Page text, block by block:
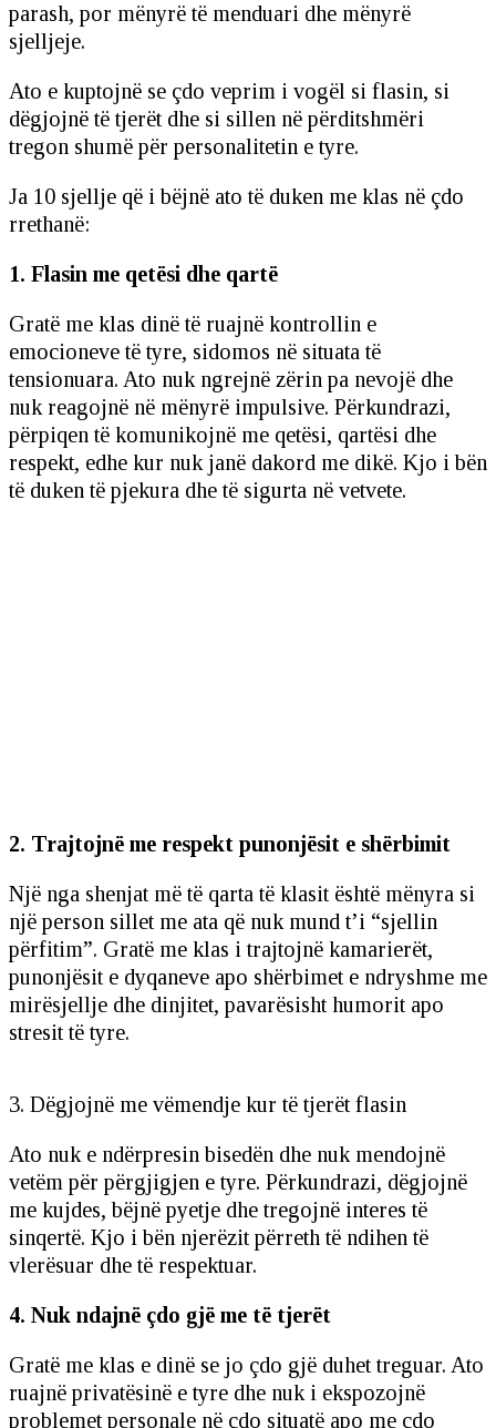
parash, por mënyrë të menduari dhe mënyrë
sjelljeje.
Ato e kuptojnë se çdo veprim i vogël si flasin, si
dëgjojnë të tjerët dhe si sillen në përditshmëri
tregon shumë për personalitetin e tyre.
Ja 10 sjellje që i bëjnë ato të duken me klas në çdo
rrethanë:
1. Flasin me qetësi dhe qartë
Gratë me klas dinë të ruajnë kontrollin e
emocioneve të tyre, sidomos në situata të
tensionuara. Ato nuk ngrejnë zërin pa nevojë dhe
nuk reagojnë në mënyrë impulsive. Përkundrazi,
përpiqen të komunikojnë me qetësi, qartësi dhe
respekt, edhe kur nuk janë dakord me dikë. Kjo i bën
të duken të pjekura dhe të sigurta në vetvete.
2. Trajtojnë me respekt punonjësit e shërbimit
Një nga shenjat më të qarta të klasit është mënyra si
një person sillet me ata që nuk mund t’i “sjellin
përfitim”. Gratë me klas i trajtojnë kamarierët,
punonjësit e dyqaneve apo shërbimet e ndryshme me
mirësjellje dhe dinjitet, pavarësisht humorit apo
stresit të tyre.
3. Dëgjojnë me vëmendje kur të tjerët flasin
Ato nuk e ndërpresin bisedën dhe nuk mendojnë
vetëm për përgjigjen e tyre. Përkundrazi, dëgjojnë
me kujdes, bëjnë pyetje dhe tregojnë interes të
sinqertë. Kjo i bën njerëzit përreth të ndihen të
vlerësuar dhe të respektuar.
4. Nuk ndajnë çdo gjë me të tjerët
Gratë me klas e dinë se jo çdo gjë duhet treguar. Ato
ruajnë privatësinë e tyre dhe nuk i ekspozojnë
problemet personale në çdo situatë apo me çdo